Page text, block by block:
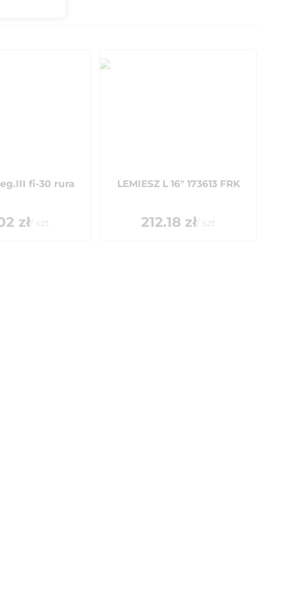
fi-30 rura
zł/ szt
LEMIESZ L 16" 173613 FRK
212.18 zł/ szt